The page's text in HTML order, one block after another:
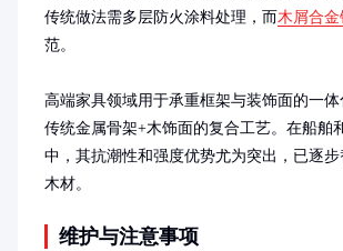
传统做法需多层防火涂料处理，而木屑合金
范。
高端家具领域用于承重框架与装饰面的一体
传统金属骨架+木饰面的复合工艺。在船舶
中，其抗潮性和强度优势尤为突出，已逐
木材。
维护与注意事项